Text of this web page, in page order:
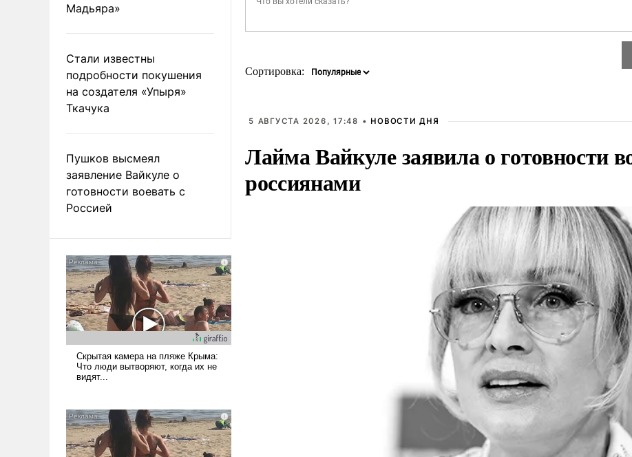
Мадьяра»
Стали известны
подробности покушения
на создателя «Упыря»
Ткачука
Пушков высмеял
заявление Вайкуле о
готовности воевать с
Россией
Сортировка:
5 АВГУСТА 2026, 17:48 • НОВОСТИ ДНЯ
Лайма Вайкуле заявила о готовности
россиянами